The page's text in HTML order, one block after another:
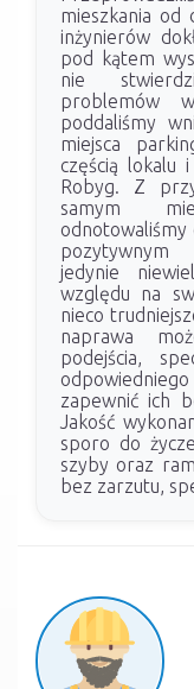
mieszkania od
inżynierów
pod kątem
nie
problemów
poddaliśmy
miejsca
częścią lokalu
Robyg. Z
samym
odnotowaliśmy
pozytywnym
jedynie
względu na
nieco
naprawa
podejścia,
zapewnić ich
Jakość
sporo do
szyby oraz
bez zarzutu,